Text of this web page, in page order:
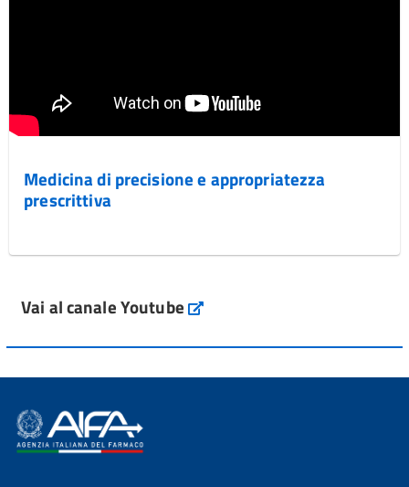
Medicina di precisione e appropriatezza
prescrittiva
Vai al canale Youtube